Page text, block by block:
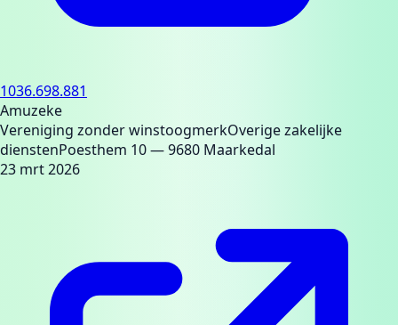
1036.698.881
Amuzeke
Vereniging zonder winstoogmerkOverige zakelijke
dienstenPoesthem 10— 9680 Maarkedal
23 mrt 2026